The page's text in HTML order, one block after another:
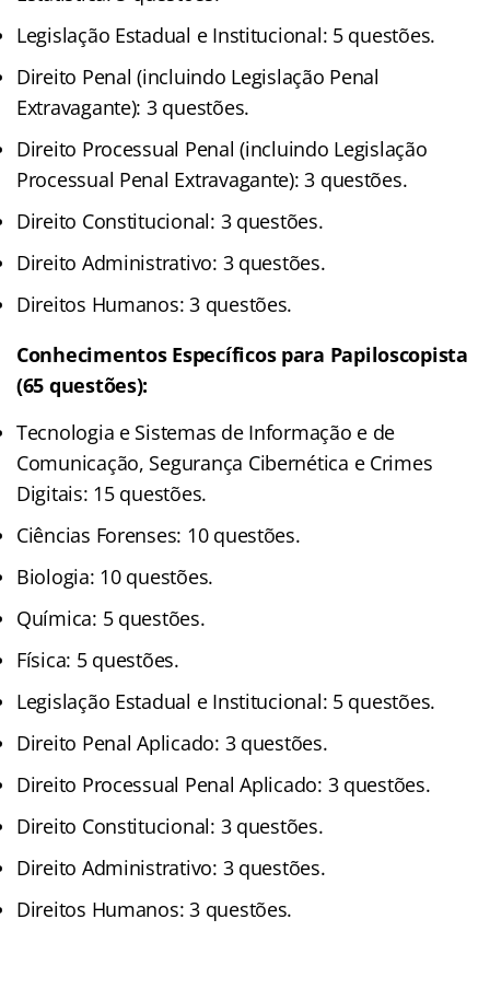
Legislação Estadual e Institucional: 5 questões.
Direito Penal (incluindo Legislação Penal
Extravagante): 3 questões.
Direito Processual Penal (incluindo Legislação
Processual Penal Extravagante): 3 questões.
Direito Constitucional: 3 questões.
Direito Administrativo: 3 questões.
Direitos Humanos: 3 questões.
Conhecimentos Específicos para Papiloscopista
(65 questões):
Tecnologia e Sistemas de Informação e de
Comunicação, Segurança Cibernética e Crimes
Digitais: 15 questões.
Ciências Forenses: 10 questões.
Biologia: 10 questões.
Química: 5 questões.
Física: 5 questões.
Legislação Estadual e Institucional: 5 questões.
Direito Penal Aplicado: 3 questões.
Direito Processual Penal Aplicado: 3 questões.
Direito Constitucional: 3 questões.
Direito Administrativo: 3 questões.
Direitos Humanos: 3 questões.